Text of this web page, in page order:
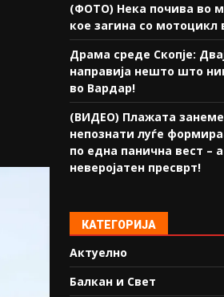
(ФОТО) Нека почива во
кое загина со
Драма среде Скопје:
направија нешто што
во Вардар!
(ВИДЕО) Плажата
непознати луѓе
по една панична вест –
неверојатен пресврт!
КАТЕГОРИЈА
Актуелно
Балкан и Свет